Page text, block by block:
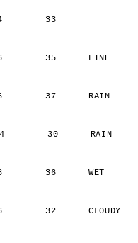
33
35      FINE
37      RAIN
30      RAIN
36      WET
32      CLOUDY